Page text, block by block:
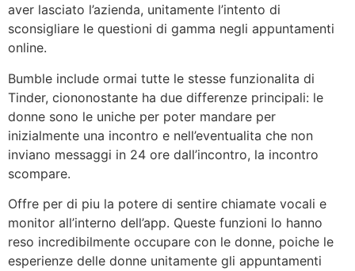
aver lasciato l’azienda, unitamente l’intento di
sconsigliare le questioni di gamma negli appuntamenti
online.
Bumble include ormai tutte le stesse funzionalita di
Tinder, ciononostante ha due differenze principali: le
donne sono le uniche per poter mandare per
inizialmente una incontro e nell’eventualita che non
inviano messaggi in 24 ore dall’incontro, la incontro
scompare.
Offre per di piu la potere di sentire chiamate vocali e
monitor all’interno dell’app. Queste funzioni lo hanno
reso incredibilmente occupare con le donne, poiche le
esperienze delle donne unitamente gli appuntamenti